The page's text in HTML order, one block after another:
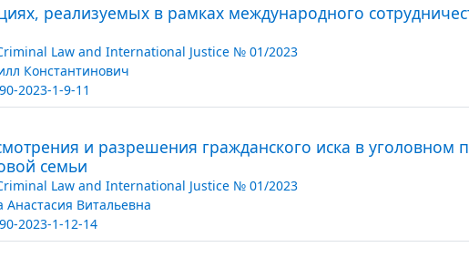
реализуемых в рамках международного
Law and International Justice № 01/2023
Константинович
2023-1-9-11
и разрешения гражданского иска в уголовном
семьи
Law and International Justice № 01/2023
Анастасия Витальевна
2023-1-12-14